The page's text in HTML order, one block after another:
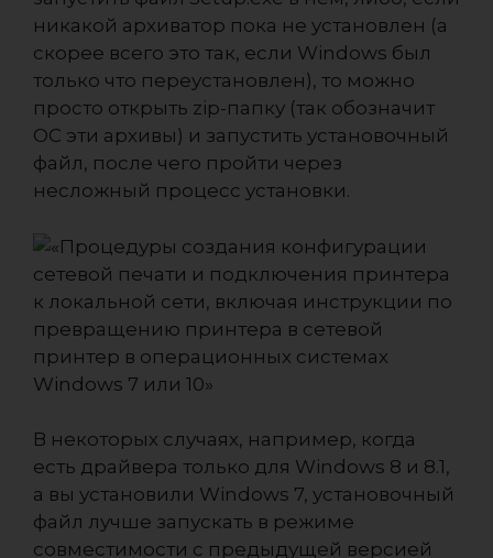
никакой архиватор пока не установлен (а
скорее всего это так, если Windows был
только что переустановлен), то можно
просто открыть zip-папку (так обозначит
ОС эти архивы) и запустить установочный
файл, после чего пройти через
несложный процесс установки.
В некоторых случаях, например, когда
есть драйвера только для Windows 8 и 8.1,
а вы установили Windows 7, установочный
файл лучше запускать в режиме
совместимости с предыдущей версией